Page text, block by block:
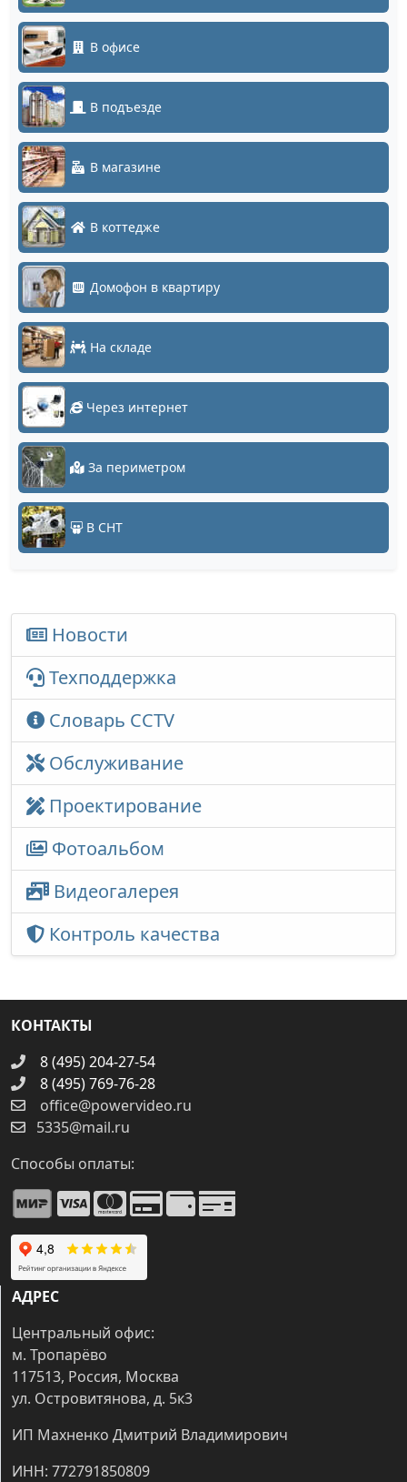
В офисе
В подъезде
В магазине
В коттедже
Домофон в квартиру
На складе
Через интернет
За периметром
В СНТ
Новости
Техподдержка
Словарь CCTV
Обслуживание
Проектирование
Фотоальбом
Видеогалерея
Контроль качества
КОНТАКТЫ
8 (495) 204-27-54
8 (495) 769-76-28
office@powervideo.ru
5335@mail.ru
Способы оплаты:
АДРЕС
Центральный офис:
м. Тропарёво
117513, Россия, Москва
ул. Островитянова, д. 5к3
ИП Махненко Дмитрий Владимирович
ИНН: 772791850809